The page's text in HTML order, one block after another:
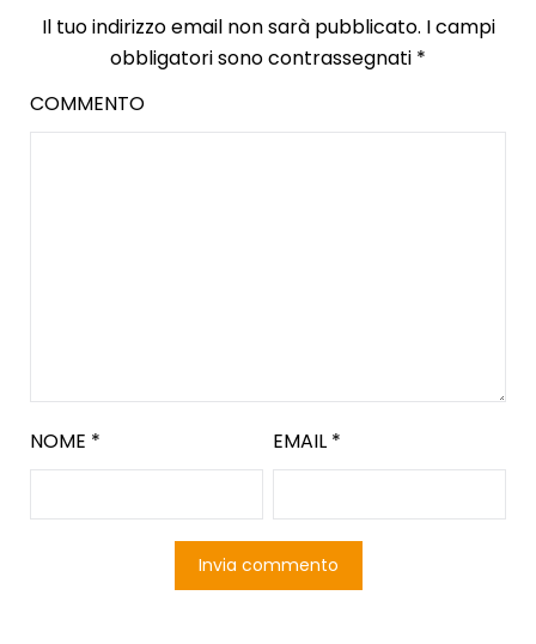
Il tuo indirizzo email non sarà pubblicato. I campi
obbligatori sono contrassegnati *
COMMENTO
NOME * EMAIL *